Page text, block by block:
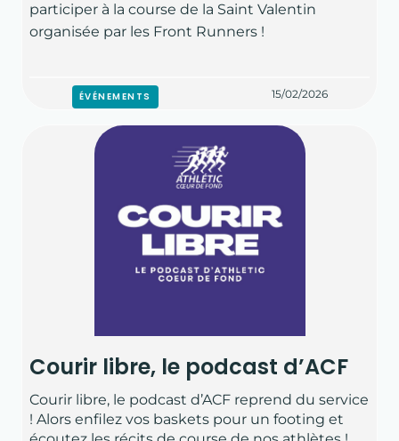
participer à la course de la Saint Valentin
organisée par les Front Runners !
ÉVÉNEMENTS 15/02/2026
Courir libre, le podcast d’ACF
Courir libre, le podcast d’ACF reprend du service
! Alors enfilez vos baskets pour un footing et